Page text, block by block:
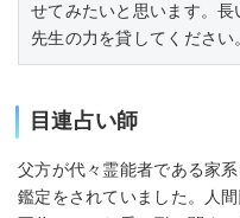
せてみたいと思います。
先生の力を貸してください
目連占い師
父方が代々霊能者である家
鑑定をされていました。人